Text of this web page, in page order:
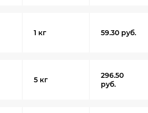
1 кг 59.30 руб.
5 кг
296.50
руб.